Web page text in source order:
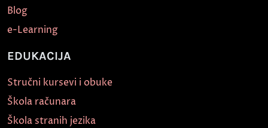
Blog
e-Learning
EDUKACIJA
Stručni kursevi i obuke
Škola računara
Škola stranih jezika